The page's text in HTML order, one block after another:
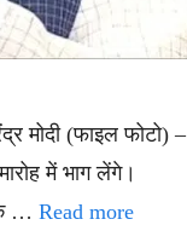
मोदी (फाइल फोटो) –
में भाग लेंगे।
… Read more